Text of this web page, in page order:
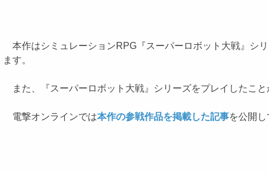
本作はシミュレーションRPG『スーパーロボット大戦』シ
ます。
また、『スーパーロボット大戦』シリーズをプレイしたこ
電撃オンラインでは本作の参戦作品を掲載した記事を公開